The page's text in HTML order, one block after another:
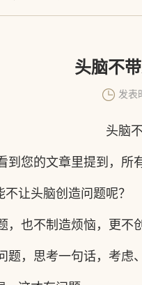
头脑不
发表
头脑
到您的文章里提到，
让头脑创造问题呢？
，也不制造烦恼，更不
题，思考一句话，考